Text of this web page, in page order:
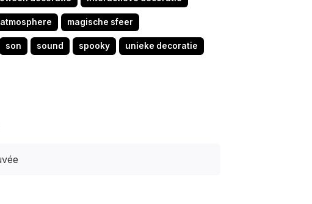
magische sfeer
son sound spooky unieke decoratie